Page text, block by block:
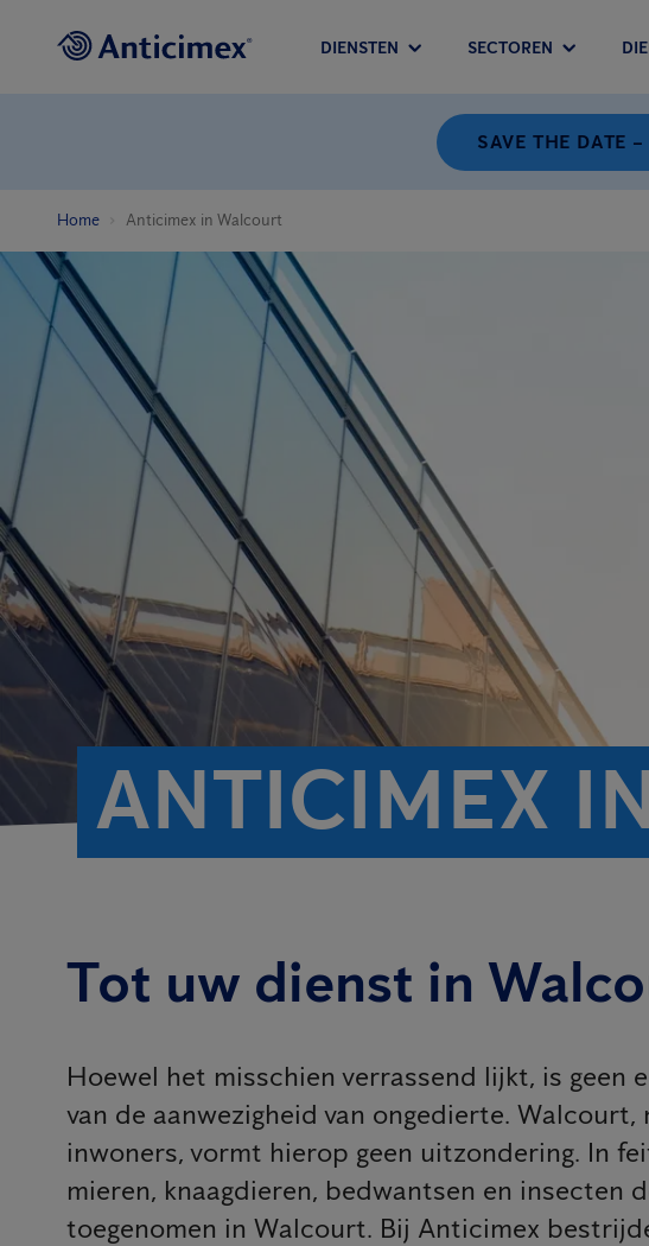
DIENSTEN SECTOREN
SAVE THE DATE
Home Anticimex in Walcourt
ANTICIMEX
Tot uw dienst in
Hoewel het misschien verrassend lijkt, is geen
van de aanwezigheid van ongedierte.
inwoners, vormt hierop geen uitzondering. In
mieren, knaagdieren, bedwantsen en insecten
toegenomen in Walcourt. Bij Anticimex